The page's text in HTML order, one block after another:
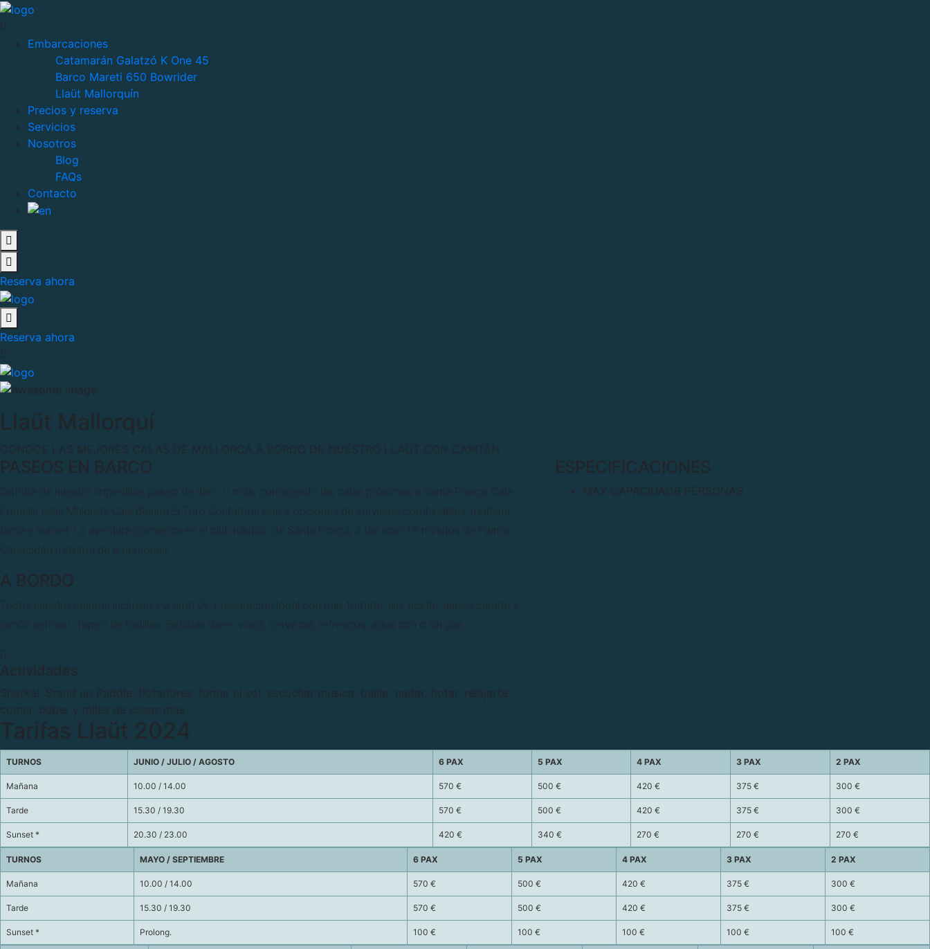
Embarcaciones
Catamarán Galatzó K One 45
Barco Mareti 650 Bowrider
Llaüt Mallorquín
Precios y reserva
Servicios
Nosotros
Blog
FAQs
Contacto
Reserva ahora
Reserva ahora
Llaüt Mallorquí
CONOCE LAS MEJORES CALAS DE MALLORCA A BORDO DE NUESTRO LLAÜT CON CAPITÁN
PASEOS EN BARCO
Disfruta de nuestro imperdible paseo de 4hrs. o más, conociendo las calas próximas a Santa Ponça: Cala
Fornells Islas Malgrats Cala Blanca El Toro Contamos con 3 opciones de servicios combinables: mañana,
tarde y sunset. La aventura comienza en el club náutico de Santa Ponça, a tan solo 15 minutos de Palma.
Capacidad máxima de 6 personas.
A BORDO
Todos nuestro paseos incluyen: Pa amb Oli: Preparación local con pan, tomate, ajo, aceite, queso curado y
jamón serrano. Tapeo de tortillas. Bebidas libres: vinos, cervezas, refrescos, agua con o sin gas
Actividades
Snorkel, Stand up Paddle, flotadores, tomar el sol, escuchar musica, bailar, nadar, flotar, relajarte,
comer, beber y miles de cosas mas
ESPECIFICACIONES
MÁX CAPACIDAD6 PERSONAS
Tarifas Llaüt 2024
TURNOS JUNIO / JULIO / AGOSTO 6 PAX 5 PAX 4 PAX 3 PAX 2 PAX
Mañana 10.00 / 14.00 570 € 500 € 420 € 375 € 300 €
Tarde 15.30 / 19.30 570 € 500 € 420 € 375 € 300 €
Sunset * 20.30 / 23.00 420 € 340 € 270 € 270 € 270 €
TURNOS MAYO / SEPTIEMBRE 6 PAX 5 PAX 4 PAX 3 PAX 2 PAX
Mañana 10.00 / 14.00 570 € 500 € 420 € 375 € 300 €
Tarde 15.30 / 19.30 570 € 500 € 420 € 375 € 300 €
Sunset * Prolong. 100 € 100 € 100 € 100 € 100 €